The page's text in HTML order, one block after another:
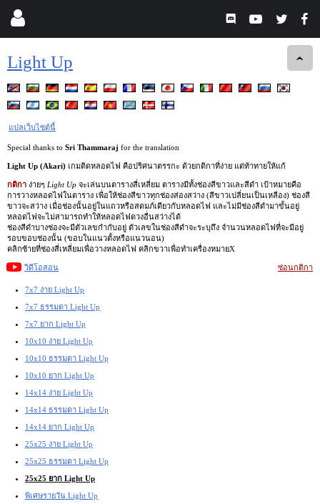
Light Up
แปลเว็บไซต์นี้
Special thanks to Sri Thammaraj for the translation
Light Up (Akari) เกมติดหลอดไฟ คือปริศนาตรรกะ ด้วยกติกาที่ง่าย แต่ท้าทายให้แก้
กติกา ง่ายๆ Light Up จะเล่นบนตารางสี่เหลี่ยม ตารางมีทั้งช่องสีขาวและสีดำ เป้าหมายคือ
การวางหลอดไฟในตาราง เพื่อให้ช่องสีขาวทุกช่องส่องสว่าง (สีขาวเปลี่ยนเป็นเหลือง) ช่องสี
ขาวจะสว่าง เมื่อช่องนั้นอยู่ในแถวหรือสดมภ์เดียวกับหลอดไฟ และไม่มีช่องสีดำมาขั้นอยู่
หลอดไฟจะไม่สามารถทำให้หลอดไฟดวงอื่นสว่างได้
ช่องสีดำบางช่องจะมีตัวเลขกำกับอยู่ ตัวเลขในช่องสีดำจะระบุถึง จำนวนหลอดไฟที่จะมีอยู่
รอบขอบช่องนั้น (ขอบในแนวตั้งหรือแนวนอน)
คลิกซ้ายที่ช่องสี่เหลี่ยมเพื่อวางหลอดไฟ คลิกขวาเพื่อทำเครื่องหมายX
วิดีโอสอน ซ่อนกติกา
7x7 ง่าย Light Up
7x7 ธรรมดา Light Up
7x7 ยาก Light Up
10x10 ง่าย Light Up
10x10 ธรรมดา Light Up
10x10 ยาก Light Up
14x14 ง่าย Light Up
14x14 ธรรมดา Light Up
14x14 ยาก Light Up
25x25 ง่าย Light Up
25x25 ธรรมดา Light Up
25x25 ยาก Light Up
พิเศษรายวัน Light Up